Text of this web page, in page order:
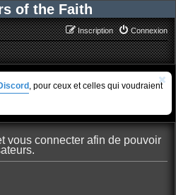
of the Faith
Connexion
Inscription
, pour ceux et celles qui voudraient
vous connecter afin de pouvoir